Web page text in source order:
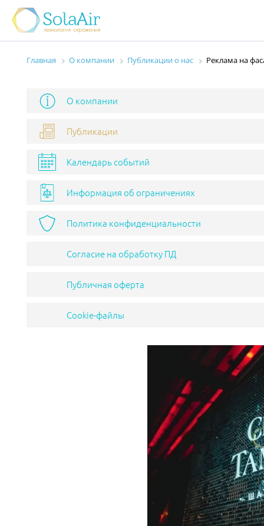
Главная О компании Публикации о нас Реклама на
О компании
Публикации
Календарь событий
Информация об ограничениях
Политика конфиденциальности
Согласие на обработку ПД
Публичная оферта
Cookie-файлы